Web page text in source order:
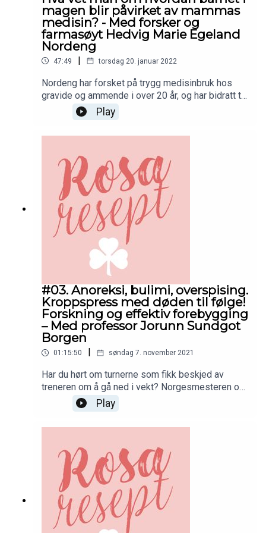
SOSIALE MEDIERInstagramSANITETSKVINNENE
(NKS) I SOSIALE
MEDIER:FacebookInstagramTwitterPRODUKSJO
N:Rosa Resept produseres av Shaw
Media.www.shawmedia.no
magen blir påvirket av mammas
medisin? - Med forsker og
farmasøyt Hedvig Marie Egeland
Nordeng
47:49 | torsdag 20. januar 2022
Nordeng har forsket på trygg medisinbruk hos
gravide og ammende i over 20 år, og har bidratt til
å utvikle en rekke nasjonale retningslinjer. I denne
episoden møter vi Nordeng og den nybakte
moren Elsa Kuvene Skaret, som forteller om
gravid.Den fjerde rosa resepten er skrevet
ut!NETTSIDEN
VÅR:www.sanitetskvinnene.noROSA RESEPT I
SOSIALE MEDIERInstagramSANITETSKVINNENE
(NKS) I SOSIALE
MEDIER:FacebookInstagramTwitterPRODUKSJO
N:Rosa Resept produseres av Shaw
Media.www.shawmedia.no
Play
#03. Anoreksi, bulimi, overspising.
Kroppspress med døden til følge!
Forskning og effektiv forebygging
– Med professor Jorunn Sundgot
Borgen
01:15:50 | søndag 7. november 2021
Har du hørt om turnerne som fikk beskjed av
treneren om å gå ned i vekt? Norgesmesteren og
alles forbilde klarte oppgaven aller best. Det ble
oppgavemestring med døden til følge. Prioriteres
ikke forskning på spiseforstyrrelser fordi det er
kvinner? Hjelp er livsnødvendig når man skal bli
frisk fra en spiseforstyrrelse, og vi har ingen tid å
miste! I denne episoden møter vi Mari-Mette
Graff som lider av overspisingslidelse og
professor Jorunn Sundgot Borgen som har
forsket på spiseforstyrrelser. Vi får høre om
banebrytende forskning, effektiv forebygging av
Play